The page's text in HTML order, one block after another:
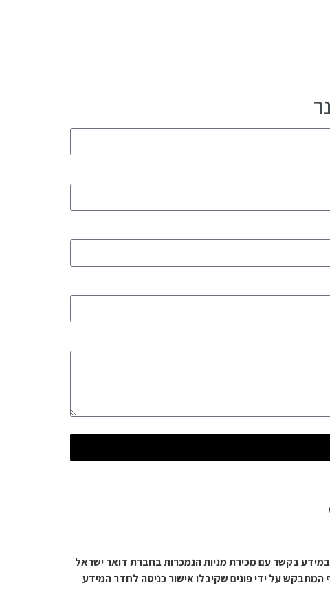
10.7.2023 ("נוהל המכירה") ובהתאם לנוהל עיון במידע בקשר עם מכירת מניות הנמכרות בחברת דואר ישראל
על ידי פונים שקיבלו אישור כניסה לחדר המידע